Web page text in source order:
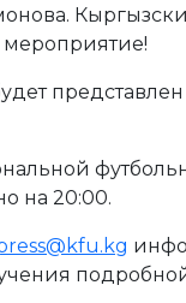
на 20:00.